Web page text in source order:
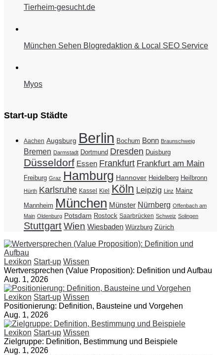
Tierheim-gesucht.de
München Sehen Blogredaktion & Local SEO Service
Myos
Start-up Städte
Aachen Augsburg Berlin Bochum Bonn Braunschweig
Bremen Darmstadt Dortmund Dresden Duisburg
Düsseldorf Essen Frankfurt Frankfurt am Main
Freiburg Graz Hamburg Hannover Heidelberg Heilbronn
Hürth Karlsruhe Kassel Kiel Köln Leipzig Linz Mainz
Mannheim München Münster Nürnberg Offenbach am
Main Oldenburg Potsdam Rostock Saarbrücken Schweiz Solingen
StuttgartWien Wiesbaden Würzburg Zürich
Lexikon Start-up Wissen
Wertversprechen (Value Proposition): Definition und Aufbau
Aug. 1, 2026
Lexikon Start-up Wissen
Positionierung: Definition, Bausteine und Vorgehen
Aug. 1, 2026
Lexikon Start-up Wissen
Zielgruppe: Definition, Bestimmung und Beispiele
Aug. 1, 2026